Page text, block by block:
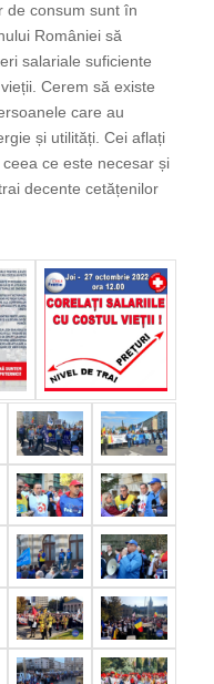
de consum sunt în
României să
salariale suficiente
Cerem să existe
care au
și utilități. Cei aflați
ce este necesar și
decente cetățenilor